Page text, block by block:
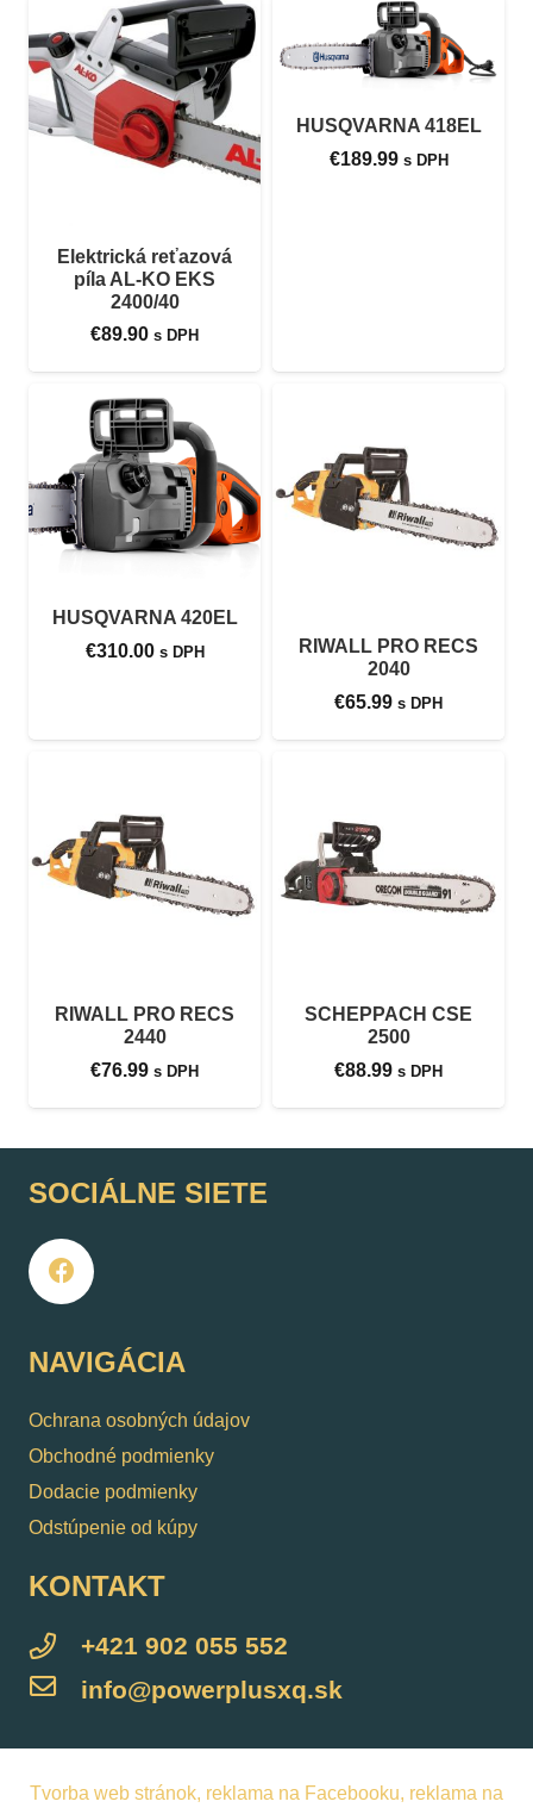
Elektrická reťazová
píla AL-KO EKS
2400/40
€89.90 s DPH
HUSQVARNA 418EL
€189.99 s DPH
HUSQVARNA 420EL
€310.00 s DPH
RIWALL PRO RECS
2040
€65.99 s DPH
RIWALL PRO RECS
2440
€76.99 s DPH
SCHEPPACH CSE
2500
€88.99 s DPH
SOCIÁLNE SIETE
NAVIGÁCIA
Ochrana osobných údajov
Obchodné podmienky
Dodacie podmienky
Odstúpenie od kúpy
KONTAKT
+421 902 055 552
info@powerplusxq.sk
Tvorba web stránok, reklama na Facebooku, reklama na